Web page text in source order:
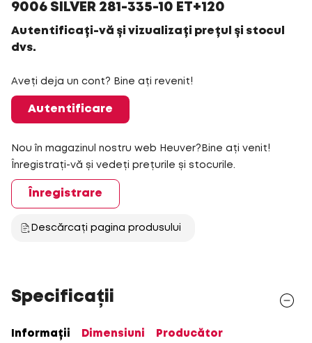
9006 SILVER 281-335-10 ET+120
Autentificați-vă și vizualizați prețul și stocul
dvs.
Aveți deja un cont? Bine ați revenit!
Autentificare
Nou în magazinul nostru web Heuver?Bine ați venit!
Înregistrați-vă și vedeți prețurile și stocurile.
Înregistrare
Descărcați pagina produsului
Specificații
Informații Dimensiuni Producător